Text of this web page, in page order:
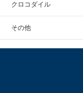
クロコダイル
その他